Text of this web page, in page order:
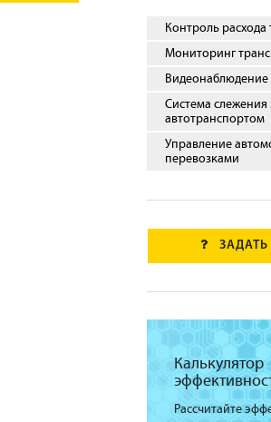
Контроль расхода
Мониторинг
Видеонаблюдение
Система слежения
автотранспортом
Управление
перевозками
Калькулятор
Рассчитайте